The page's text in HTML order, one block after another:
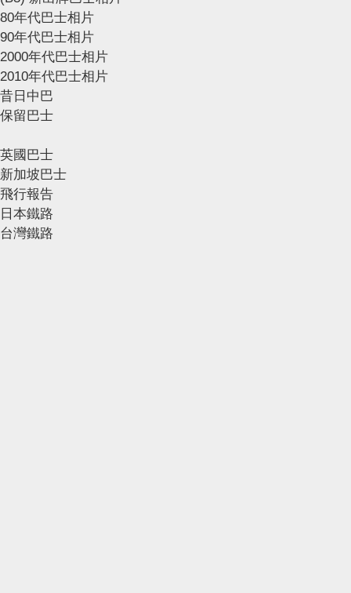
80年代巴士相片
90年代巴士相片
2000年代巴士相片
2010年代巴士相片
昔日中巴
保留巴士
英國巴士
新加坡巴士
飛行報告
日本鐵路
台灣鐵路